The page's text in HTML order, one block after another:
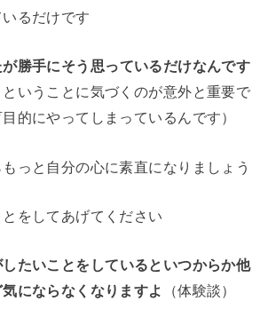
るだけです
が勝手にそう思っているだけなんです
ということに気づくのが意外と重要で
的にやってしまっているんです）
っと自分の心に素直になりましょう
をしてあげてください
したいことをしているといつからか他
にならなくなりますよ
（体験談）